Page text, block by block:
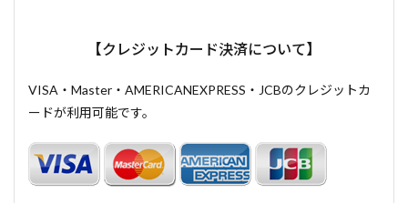
【クレジットカード決済について】
VISA・Master・AMERICANEXPRESS・JCBのクレジットカ
ードが利用可能です。